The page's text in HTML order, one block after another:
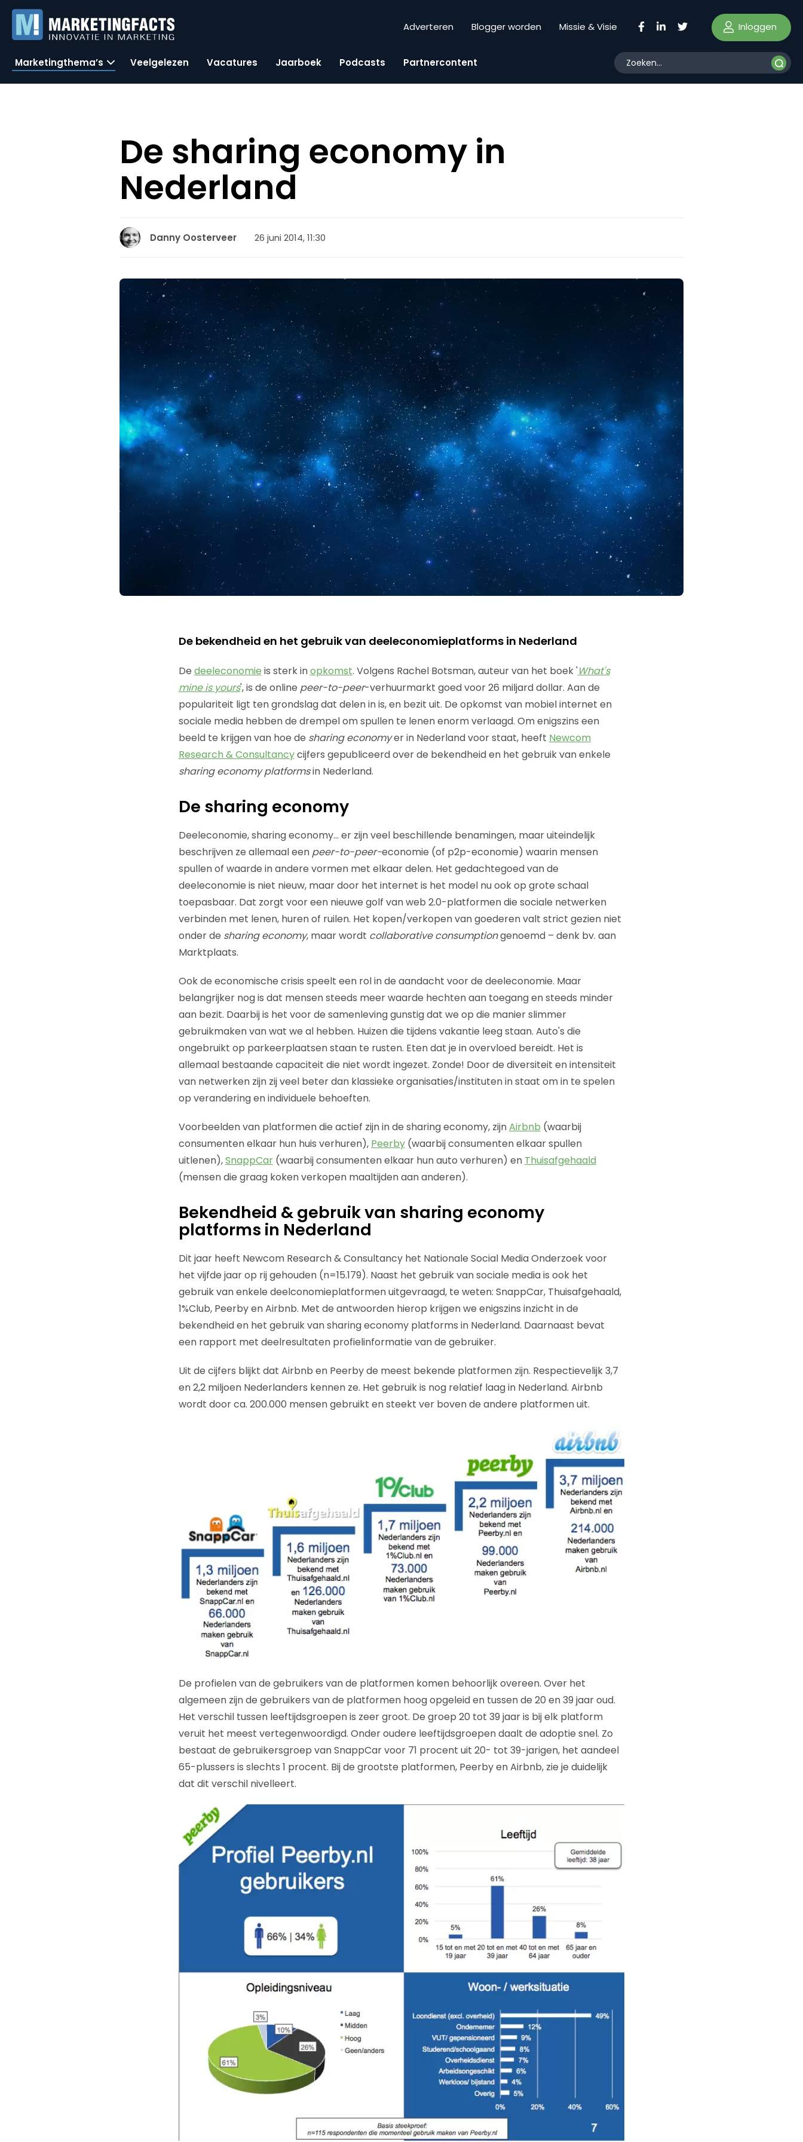
Adverteren Blogger worden Missie & Visie Inloggen
Marketingthema’s Veelgelezen Vacatures Jaarboek Podcasts Partnercontent
De sharing economy in
Nederland
Danny Oosterveer 26 juni 2014, 11:30
De bekendheid en het gebruik van deeleconomieplatforms in Nederland
De deeleconomie is sterk inopkomst. Volgens Rachel Botsman, auteur van het boek 'What's
mine is yours', is de online peer-to-peer-verhuurmarkt goed voor 26 miljard dollar. Aan de
populariteit ligt ten grondslag dat delen in is, en bezit uit. De opkomst van mobiel internet en
sociale media hebben de drempel om spullen te lenen enorm verlaagd. Om enigszins een
beeld te krijgen van hoe de sharing economyer in Nederland voor staat, heeft Newcom
Research & Consultancycijfers gepubliceerd over de bekendheid en het gebruik van enkele
sharing economy platformsin Nederland.
De sharing economy
Deeleconomie, sharing economy… er zijn veel beschillende benamingen, maar uiteindelijk
beschrijven ze allemaal een peer-to-peer-economie (of p2p-economie) waarin mensen
spullen of waarde in andere vormen met elkaar delen. Het gedachtegoed van de
deeleconomie is niet nieuw, maar door het internet is het model nu ook op grote schaal
toepasbaar. Dat zorgt voor een nieuwe golf van web 2.0-platformen die sociale netwerken
verbinden met lenen, huren of ruilen. Het kopen/verkopen van goederen valt strict gezien niet
onder de sharing economy, maar wordt collaborative consumptiongenoemd – denk bv. aan
Marktplaats.
Ook de economische crisis speelt een rol in de aandacht voor de deeleconomie. Maar
belangrijker nog is dat mensen steeds meer waarde hechten aan toegang en steeds minder
aan bezit. Daarbij is het voor de samenleving gunstig dat we op die manier slimmer
gebruikmaken van wat we al hebben. Huizen die tijdens vakantie leeg staan. Auto's die
ongebruikt op parkeerplaatsen staan te rusten. Eten dat je in overvloed bereidt. Het is
allemaal bestaande capaciteit die niet wordt ingezet. Zonde! Door de diversiteit en intensiteit
van netwerken zijn zij veel beter dan klassieke organisaties/instituten in staat om in te spelen
op verandering en individuele behoeften.
Voorbeelden van platformen die actief zijn in de sharing economy, zijnAirbnb (waarbij
consumenten elkaar hun huis verhuren), Peerby(waarbij consumenten elkaar spullen
uitlenen),SnappCar(waarbij consumenten elkaar hun auto verhuren) en Thuisafgehaald
(mensen die graag koken verkopen maaltijden aan anderen).
Bekendheid & gebruik van sharing economy
platforms in Nederland
Dit jaar heeft Newcom Research & Consultancy het Nationale Social Media Onderzoek voor
het vijfde jaar op rij gehouden (n=15.179). Naast het gebruik van sociale media is ook het
gebruik van enkele deelconomieplatformen uitgevraagd, te weten: SnappCar, Thuisafgehaald,
1%Club, Peerby en Airbnb. Met de antwoorden hierop krijgen we enigszins inzicht in de
bekendheid en het gebruik van sharing economy platforms in Nederland. Daarnaast bevat
een rapport met deelresultaten profielinformatie van de gebruiker.
Uit de cijfers blijkt dat Airbnb en Peerby de meest bekende platformen zijn. Respectievelijk 3,7
en 2,2 miljoen Nederlanders kennen ze. Het gebruik is nog relatief laag in Nederland. Airbnb
wordt door ca. 200.000 mensen gebruikt en steekt ver boven de andere platformen uit.
De profielen van de gebruikers van de platformen komen behoorlijk overeen. Over het
algemeen zijn de gebruikers van de platformen hoog opgeleid en tussen de 20 en 39 jaar oud.
Het verschil tussen leeftijdsgroepen is zeer groot. De groep 20 tot 39 jaar is bij elk platform
veruit het meest vertegenwoordigd. Onder oudere leeftijdsgroepen daalt de adoptie snel. Zo
bestaat de gebruikersgroep van SnappCar voor 71 procent uit 20- tot 39-jarigen, het aandeel
65-plussers is slechts 1 procent. Bij de grootste platformen, Peerby en Airbnb, zie je duidelijk
dat dit verschil nivelleert.